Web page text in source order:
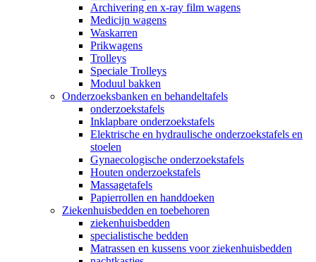
Archivering en x-ray film wagens
Medicijn wagens
Waskarren
Prikwagens
Trolleys
Speciale Trolleys
Moduul bakken
Onderzoeksbanken en behandeltafels
onderzoekstafels
Inklapbare onderzoekstafels
Elektrische en hydraulische onderzoekstafels en
stoelen
Gynaecologische onderzoekstafels
Houten onderzoekstafels
Massagetafels
Papierrollen en handdoeken
Ziekenhuisbedden en toebehoren
ziekenhuisbedden
specialistische bedden
Matrassen en kussens voor ziekenhuisbedden